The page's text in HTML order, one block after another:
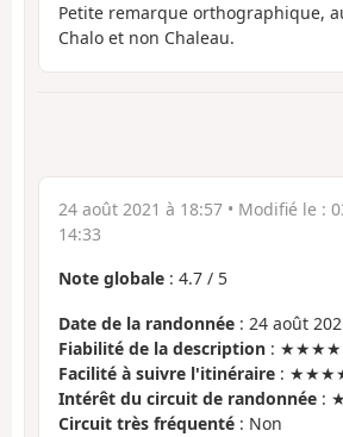
Petite remarque orthographique,
Chalo et non Chaleau.
24 août 2021 à 18:57 • Modifié le :
14:33
Note globale : 4.7 / 5
Date de la randonnée : 24 août
Fiabilité de la description :
Facilité à suivre l'itinéraire :
Intérêt du circuit de randonnée :
Circuit très fréquenté : Non